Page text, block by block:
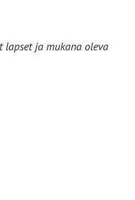
lapset ja mukana oleva